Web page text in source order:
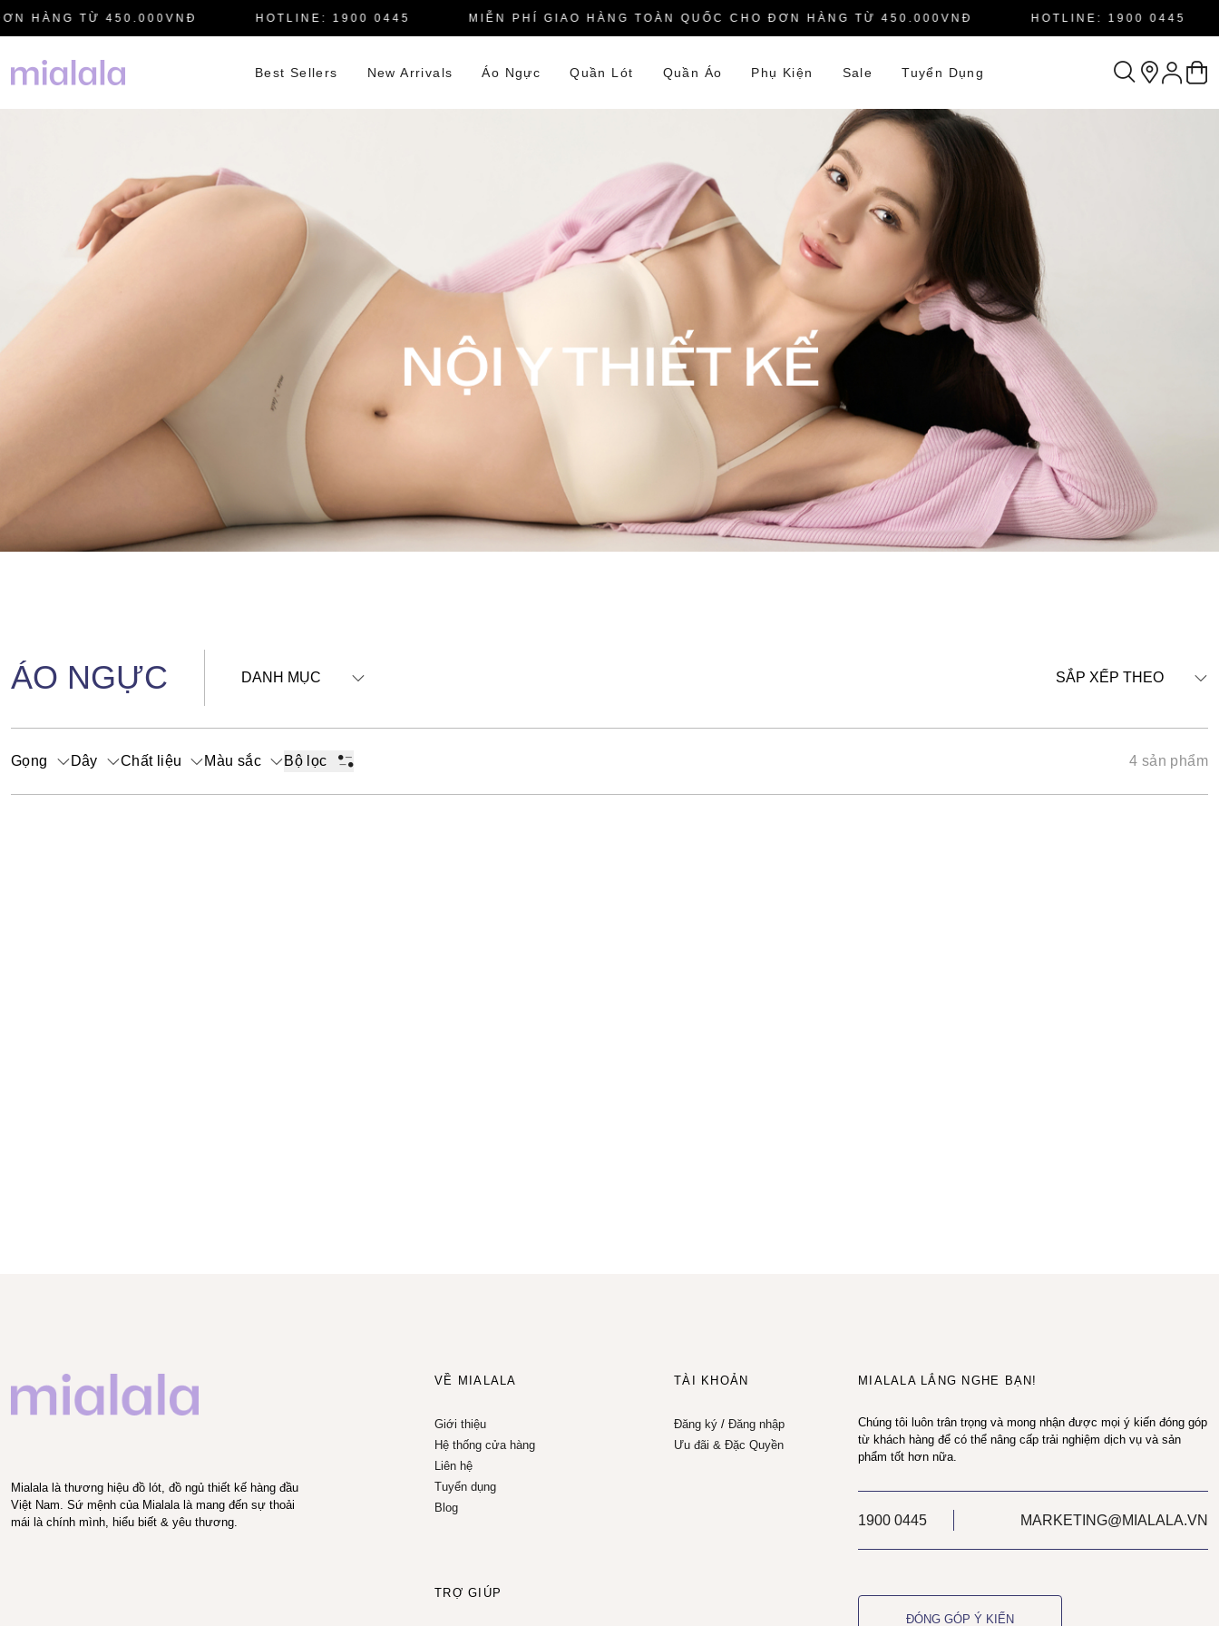
HÀNG TỪ 450.000VNĐ HOTLINE: 1900 0445 MIỄN PHÍ GIAO HÀNG TOÀN QUỐC CHO ĐƠN HÀNG TỪ 450.000VNĐ HOTLINE: 1900 0445
Best Sellers New Arrivals Áo Ngực Quần Lót Quần Áo Phụ Kiện Sale Tuyển Dụng
ÁO NGỰC DANH MỤC SẮP XẾP THEO
Gọng Dây Chất liệu Màu sắc Bộ lọc 4 sản phẩm
Mialala là thương hiệu đồ lót, đồ ngủ thiết kế hàng đầu
Việt Nam. Sứ mệnh của Mialala là mang đến sự thoải
mái là chính mình, hiểu biết & yêu thương.
VỀ MIALALA
Giới thiệu
Hệ thống cửa hàng
Liên hệ
Tuyển dụng
Blog
TÀI KHOẢN
Đăng ký/ Đăng nhập
Ưu đãi & Đặc Quyền
TRỢ GIÚP
MIALALA LẮNG NGHE BẠN!
Chúng tôi luôn trân trọng và mong nhận được mọi ý kiến đóng góp
từ khách hàng để có thể nâng cấp trải nghiệm dịch vụ và sản
phẩm tốt hơn nữa.
1900 0445 MARKETING@MIALALA.VN
ĐÓNG GÓP Ý KIẾN